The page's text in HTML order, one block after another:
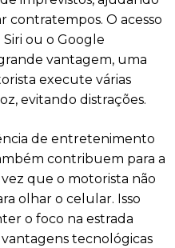
contratempos. O acesso
Siri ou o Google
vantagem, uma
execute várias
evitando distrações.
de entretenimento
contribuem para a
que o motorista não
olhar o celular. Isso
o foco na estrada
tecnológicas